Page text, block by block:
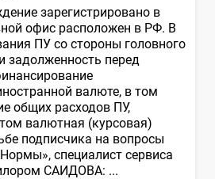
зарегистрировано в
офис расположен в РФ. В
ПУ со стороны головного
задолженность перед
валюте, в том
общих расходов ПУ,
валютная (курсовая)
подписчика на вопросы
специалист сервиса
САИДОВА: ...